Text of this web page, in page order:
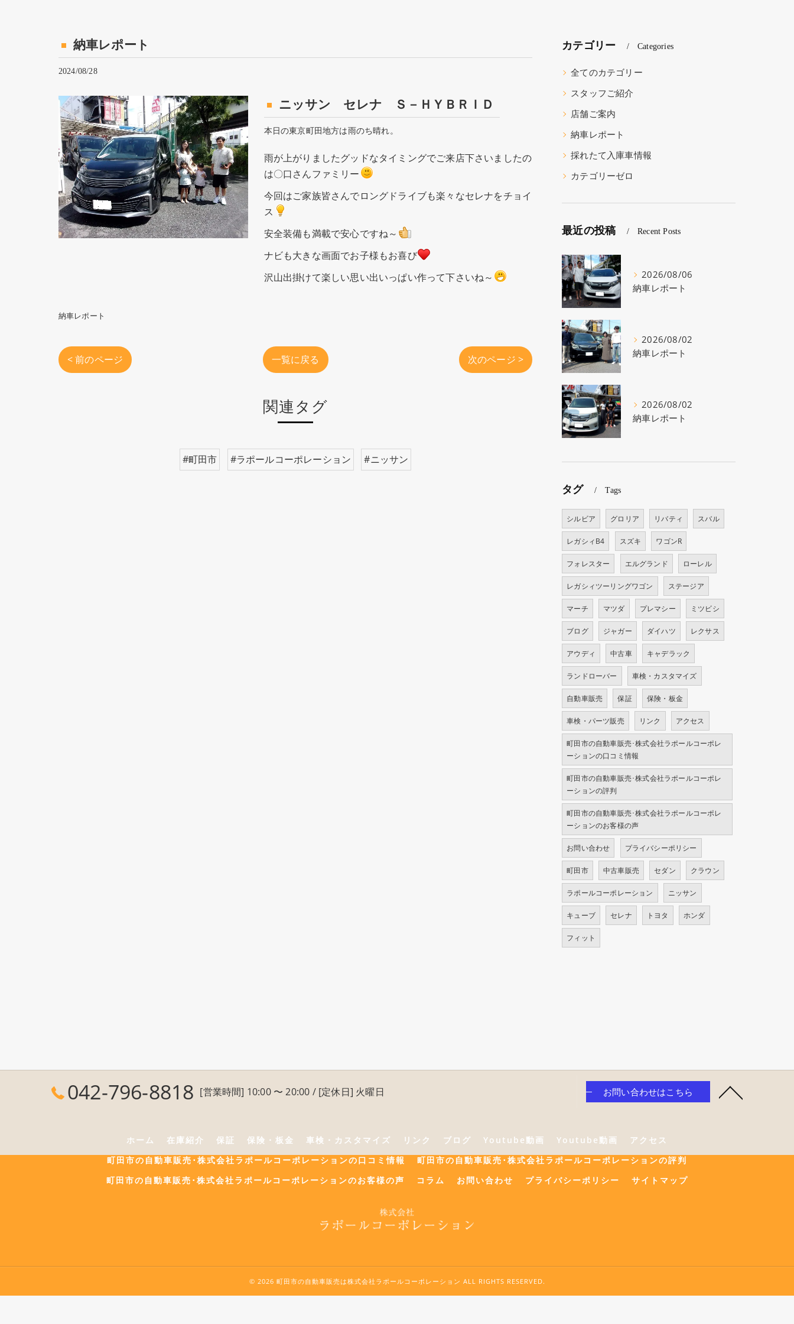
納車レポート
2024/08/28
ニッサン セレナ Ｓ－ＨＹＢＲＩＤ
本日の東京町田地方は雨のち晴れ。
雨が上がりましたグッドなタイミングでご来店下さいましたの
は〇口さんファミリー
今回はご家族皆さんでロングドライブも楽々なセレナをチョイ
ス
安全装備も満載で安心ですね～
ナビも大きな画面でお子様もお喜び
沢山出掛けて楽しい思い出いっぱい作って下さいね～
納車レポート
< 前のページ 一覧に戻る 次のページ >
関連タグ
#町田市 #ラポールコーポレーション #ニッサン
カテゴリー Categories
全てのカテゴリー
スタッフご紹介
店舗ご案内
納車レポート
採れたて入庫車情報
カテゴリーゼロ
最近の投稿 Recent Posts
2026/08/06
納車レポート
2026/08/02
納車レポート
2026/08/02
納車レポート
タグ Tags
シルビア グロリア リバティ スバル
レガシィB4 スズキ ワゴンR
フォレスター エルグランド ローレル
レガシィツーリングワゴン ステージア
マーチ マツダ プレマシー ミツビシ
ブログ ジャガー ダイハツ レクサス
アウディ 中古車 キャデラック
ランドローバー 車検・カスタマイズ
自動車販売 保証 保険・板金
車検・パーツ販売 リンク アクセス
町田市の自動車販売･株式会社ラポールコーポレ
ーションの口コミ情報
町田市の自動車販売･株式会社ラポールコーポレ
ーションの評判
町田市の自動車販売･株式会社ラポールコーポレ
ーションのお客様の声
お問い合わせ プライバシーポリシー
町田市 中古車販売 セダン クラウン
ラポールコーポレーション ニッサン
キューブ セレナ トヨタ ホンダ
フィット
042-796-8818 [営業時間] 10:00 〜 20:00 / [定休日] 火曜日 お問い合わせはこちら
ホーム 在庫紹介 保証 保険・板金 車検・カスタマイズ リンク ブログ Youtube動画 Youtube動画
アクセス
町田市の自動車販売･株式会社ラポールコーポレーションの口コミ情報
町田市の自動車販売･株式会社ラポールコーポレーションの評判
町田市の自動車販売･株式会社ラポールコーポレーションのお客様の声
コラム お問い合わせ プライバシーポリシー サイトマップ
© 2026 町田市の自動車販売は株式会社ラポールコーポレーション ALL RIGHTS RESERVED.